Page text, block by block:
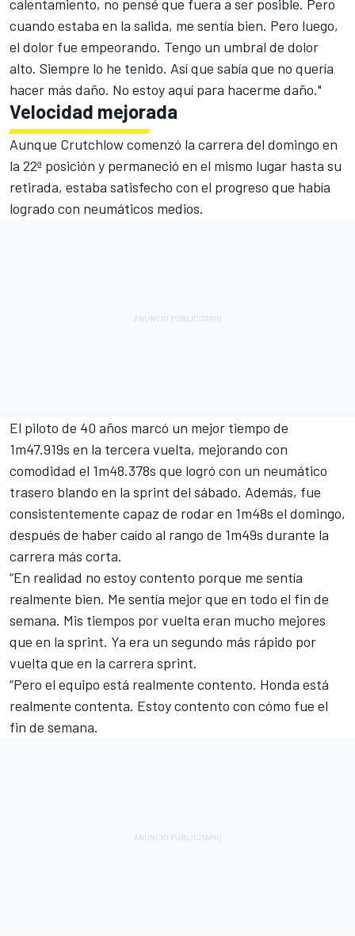
calentamiento, no pensé que fuera a ser posible. Pero
cuando estaba en la salida, me sentía bien. Pero luego,
el dolor fue empeorando. Tengo un umbral de dolor
alto. Siempre lo he tenido. Así que sabía que no quería
hacer más daño. No estoy aquí para hacerme daño."
Velocidad mejorada
Aunque Crutchlow comenzó la carrera del domingo en
la 22ª posición y permaneció en el mismo lugar hasta su
retirada, estaba satisfecho con el progreso que había
logrado con neumáticos medios.
El piloto de 40 años marcó un mejor tiempo de
1m47.919s en la tercera vuelta, mejorando con
comodidad el 1m48.378s que logró con un neumático
trasero blando en la sprint del sábado. Además, fue
consistentemente capaz de rodar en 1m48s el domingo,
después de haber caído al rango de 1m49s durante la
carrera más corta.
“En realidad no estoy contento porque me sentía
realmente bien. Me sentía mejor que en todo el fin de
semana. Mis tiempos por vuelta eran mucho mejores
que en la sprint. Ya era un segundo más rápido por
vuelta que en la carrera sprint.
“Pero el equipo está realmente contento. Honda está
realmente contenta. Estoy contento con cómo fue el
fin de semana.